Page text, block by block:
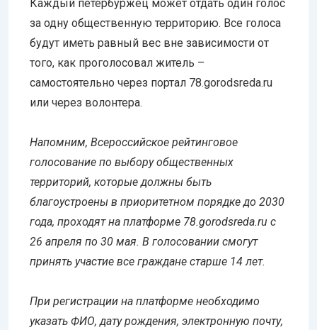
Каждый петербуржец может отдать один голос
за одну общественную территорию. Все голоса
будут иметь равный вес вне зависимости от
того, как проголосовал житель –
самостоятельно через портал 78.gorodsreda.ru
или через волонтера.
Напомним, Всероссийское рейтинговое
голосование по выбору общественных
территорий, которые должны быть
благоустроены в приоритетном порядке до 2030
года, проходят на платформе 78.gorodsreda.ru с
26 апреля по 30 мая. В голосовании смогут
принять участие все граждане старше 14 лет.
При регистрации на платформе необходимо
указать ФИО, дату рождения, электронную почту,